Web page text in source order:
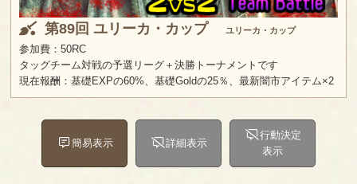
第89回 ユリーカ・カップ ユリーカ・カップ
参加費：50RC
タッグチーム対戦の予選リーグ＋決勝トーナメントです
現在報酬：基礎EXPの60%、基礎Goldの25％、最新闇市アイテム×2
簡易表示 詳細表示
行動決定
表示